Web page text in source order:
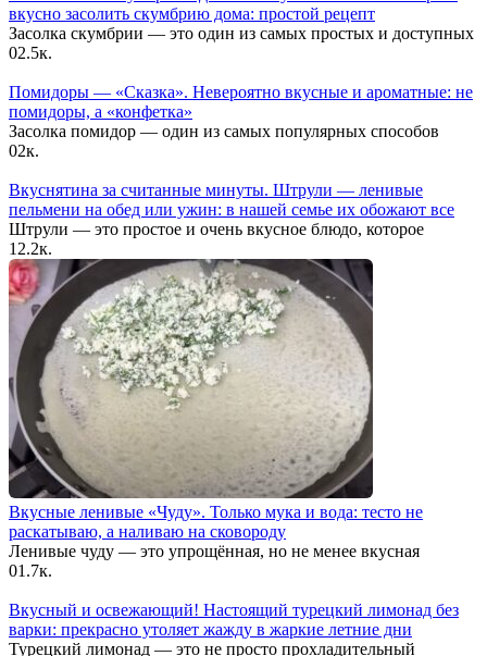
вкусно засолить скумбрию дома: простой рецепт
Засолка скумбрии — это один из самых простых и доступных
02.5к.
Помидоры — «Сказка». Невероятно вкусные и ароматные: не
помидоры, а «конфетка»
Засолка помидор — один из самых популярных способов
02к.
Вкуснятина за считанные минуты. Штрули — ленивые
пельмени на обед или ужин: в нашей семье их обожают все
Штрули — это простое и очень вкусное блюдо, которое
12.2к.
Вкусные ленивые «Чуду». Только мука и вода: тесто не
раскатываю, а наливаю на сковороду
Ленивые чуду — это упрощённая, но не менее вкусная
01.7к.
Вкусный и освежающий! Настоящий турецкий лимонад без
варки: прекрасно утоляет жажду в жаркие летние дни
Турецкий лимонад — это не просто прохладительный